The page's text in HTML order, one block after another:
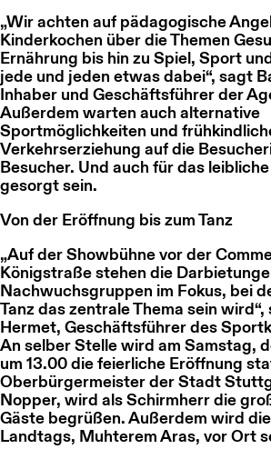
„Wir achten auf pädagogische
Kinderkochen über die Themen
Ernährung bis hin zu Spiel, Sport
jede und jeden etwas dabei“, sagt
Inhaber und Geschäftsführer der
Außerdem warten auch alternative
Sportmöglichkeiten und
Verkehrserziehung auf die
Besucher. Und auch für das
gesorgt sein.
Von der Eröffnung bis zum Tanz
„Auf der Showbühne vor der
Königstraße stehen die
Nachwuchsgruppen im Fokus, bei
Tanz das zentrale Thema sein
Hermet, Geschäftsführer des
An selber Stelle wird am Samstag,
um 13.00 die feierliche Eröffnung
Oberbürgermeister der Stadt
Nopper, wird als Schirmherr die
Gäste begrüßen. Außerdem wird
Landtags, Muhterem Aras, vor Ort